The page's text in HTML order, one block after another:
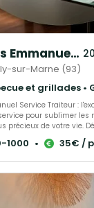
Yves Emmanuel Traiteur
sur-Marne (93)
Service Traiteur :
pour sublimer les
précieux de votre vie.
gastronomique Afro-
qui repose sur des
le Chef Yves
une maîtrise inégalée
ayant été formé dans
1000 • 35€ /